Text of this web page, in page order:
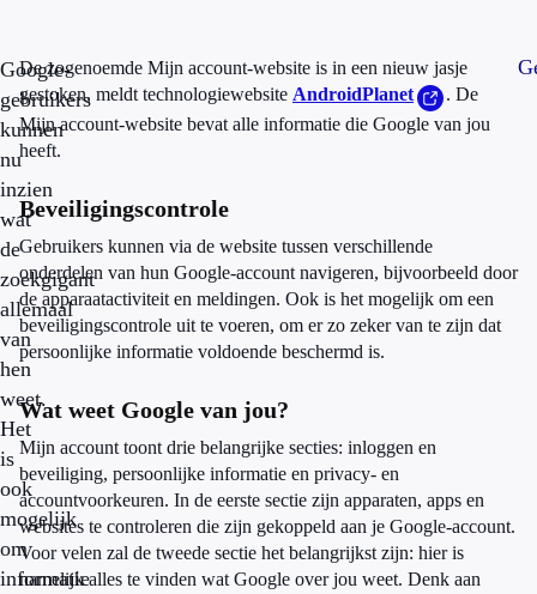
Google-
gebruikers
kunnen
nu
inzien
wat
de
zoekgigant
allemaal
van
hen
weet.
Het
is
ook
mogelijk
om
informatie
De zogenoemde Mijn account-website is in een nieuw jasje
gestoken, meldt technologiewebsite AndroidPlanet
. De
Mijn account-website bevat alle informatie die Google van jou
heeft.
Beveiligingscontrole
Gebruikers kunnen via de website tussen verschillende
onderdelen van hun Google-account navigeren, bijvoorbeeld door
de apparaatactiviteit en meldingen. Ook is het mogelijk om een
beveiligingscontrole uit te voeren, om er zo zeker van te zijn dat
persoonlijke informatie voldoende beschermd is.
Wat weet Google van jou?
Mijn account toont drie belangrijke secties: inloggen en
beveiliging, persoonlijke informatie en privacy- en
accountvoorkeuren. In de eerste sectie zijn apparaten, apps en
websites te controleren die zijn gekoppeld aan je Google-account.
Voor velen zal de tweede sectie het belangrijkst zijn: hier is
namelijk alles te vinden wat Google over jou weet. Denk aan